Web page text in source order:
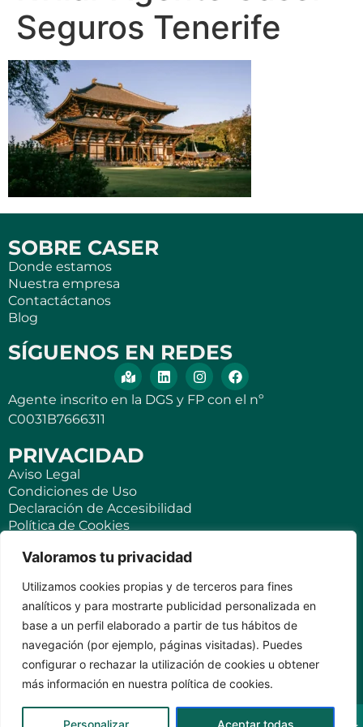
Valoramos tu privacidad
Utilizamos cookies propias y de terceros para fines
analíticos y para mostrarte publicidad personalizada en
base a un perfil elaborado a partir de tus hábitos de
navegación (por ejemplo, páginas visitadas). Puedes
configurar o rechazar la utilización de cookies u obtener
más información en nuestra política de cookies.
Personalizar Aceptar todas
Seguros Tenerife
SOBRE CASER
Donde estamos
Nuestra empresa
Contactáctanos
Blog
SÍGUENOS EN REDES
Agente inscrito en la DGS y FP con el nº
C0031B7666311
PRIVACIDAD
Aviso Legal
Condiciones de Uso
Declaración de Accesibilidad
Política de Cookies
SEGUROS
Para ti
Negocios y PYMES
Seguro de viaje
Seguro para Viviendas Vacacionales
Seguro para teléfonos móviles
KVILAR AGENTE CASER SANTA CRUZ DE TENERIFE Av.